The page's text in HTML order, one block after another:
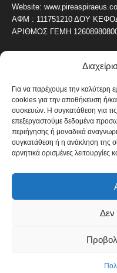
Για να παρέχουμε την καλύτερη
cookies για την αποθήκευση ή/
συσκευών. Η συγκατάθεση για
επεξεργαστούμε δεδομένα
περιήγησης ή μοναδικά
συγκατάθεση ή η ανάκληση της
αρνητικά ορισμένες λειτουργίες
Δεν
Website:
ΑΦΜ : 111751210 ΔΟΥ
ΑΡΙΘΜΟΣ ΓΕΜΗ
ΔΗΜΟΦΙΛΗ ΚΑΤΗΓΟΡΙΑ
ΝΕΑ ΤΟΥ ΠΕΙΡΑΙΑ
ΟΛΥΜΠΙΑΚΟΣ
ΑΛΛΑ ΚΟΙΝΩΝΙΚΑ
ΕΙΔΗΣΕΙΣ ΝΑΥΤΙΛΙΑ
ΟΙΚΟΝΟΜΙΚΑ
ΚΑΛΛΙΤΕΧΝΙΚΑ
© Copyright 2014 -